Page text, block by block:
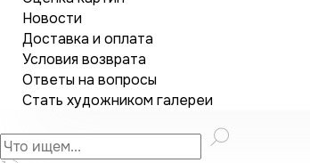
Новости
Доставка и оплата
Условия возврата
Ответы на вопросы
Стать художником галереи